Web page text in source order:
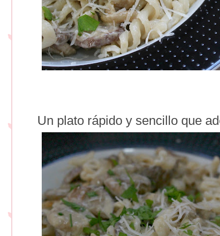
Un plato rápido y sencillo que